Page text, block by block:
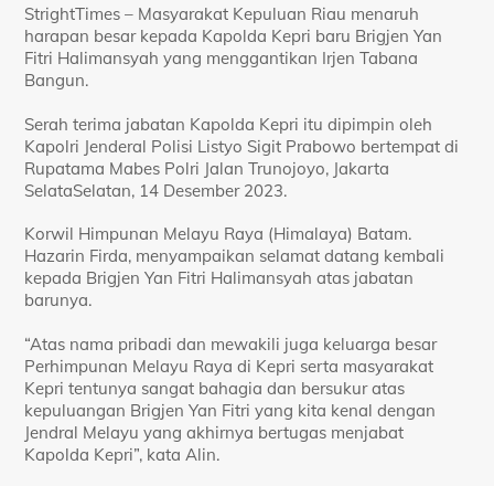
StrightTimes – Masyarakat Kepuluan Riau menaruh
harapan besar kepada Kapolda Kepri baru Brigjen Yan
Fitri Halimansyah yang menggantikan Irjen Tabana
Bangun.
Serah terima jabatan Kapolda Kepri itu dipimpin oleh
Kapolri Jenderal Polisi Listyo Sigit Prabowo bertempat di
Rupatama Mabes Polri Jalan Trunojoyo, Jakarta
SelataSelatan, 14 Desember 2023.
Korwil Himpunan Melayu Raya (Himalaya) Batam.
Hazarin Firda, menyampaikan selamat datang kembali
kepada Brigjen Yan Fitri Halimansyah atas jabatan
barunya.
“Atas nama pribadi dan mewakili juga keluarga besar
Perhimpunan Melayu Raya di Kepri serta masyarakat
Kepri tentunya sangat bahagia dan bersukur atas
kepuluangan Brigjen Yan Fitri yang kita kenal dengan
Jendral Melayu yang akhirnya bertugas menjabat
Kapolda Kepri”, kata Alin.